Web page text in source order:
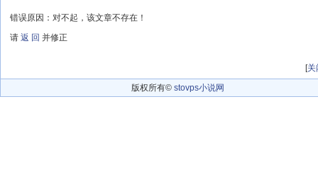
错误原因：对不起，该文章不存在！
请 返 回 并修正
[关
版权所有© stovps小说网